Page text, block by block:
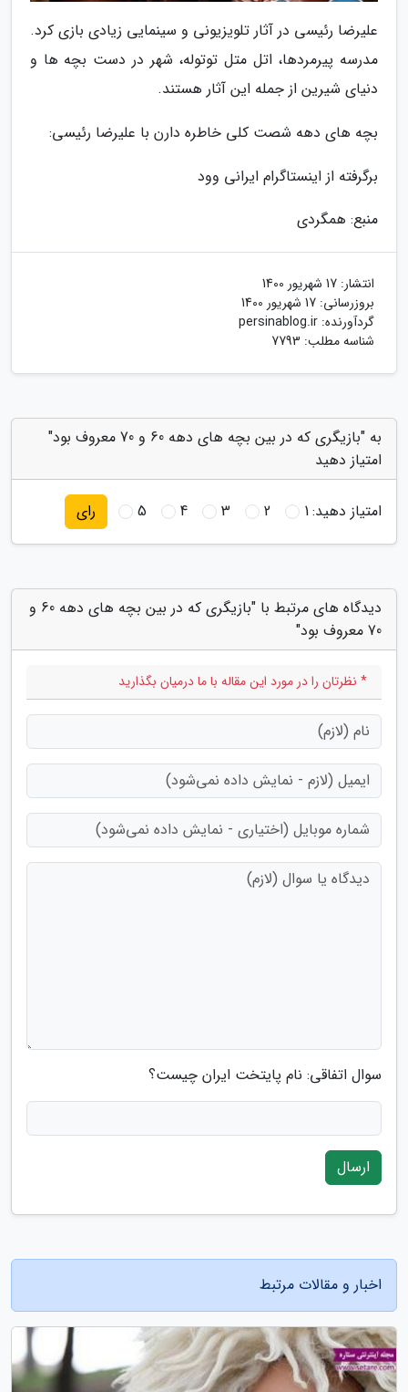
علیرضا رئیسی در آثار تلویزیونی و سینمایی زیادی بازی کرد.
مدرسه پیرمردها، اتل متل توتوله، شهر در دست بچه ها و
دنیای شیرین از جمله این آثار هستند.
بچه های دهه شصت کلی خاطره دارن با علیرضا رئیسی:
برگرفته از اینستاگرام ایرانی وود
منبع: همگردی
انتشار: 17 شهریور 1400
بروزرسانی: 17 شهریور 1400
گردآورنده: persinablog.ir
شناسه مطلب: 7793
به "بازیگری که در بین بچه های دهه 60 و 70 معروف بود"
امتیاز دهید
امتیاز دهید:1
2
3
4
5 رای
دیدگاه های مرتبط با "بازیگری که در بین بچه های دهه 60 و
70 معروف بود"
* نظرتان را در مورد این مقاله با ما درمیان بگذارید
سوال اتفاقی: نام پایتخت ایران چیست؟
ارسال
اخبار و مقالات مرتبط